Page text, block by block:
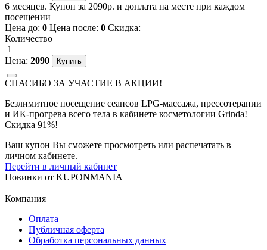
6 месяцев. Купон за 2090р. и доплата на месте при каждом
посещении
Цена до: 0 Цена после: 0 Скидка:
Количество
1
Цена: 2090
СПАСИБО ЗА УЧАСТИЕ В АКЦИИ!
Безлимитное посещение сеансов LPG-массажа, прессотерапии
и ИК-прогрева всего тела в кабинете косметологии Grinda!
Скидка 91%!
Ваш купон Вы сможете просмотреть или распечатать в
личном кабинете.
Перейти в личный кабинет
Новинки от KUPONMANIA
Компания
Оплата
Публичная оферта
Обработка персональных данных